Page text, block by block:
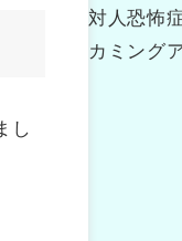
し
対人恐怖
カミング